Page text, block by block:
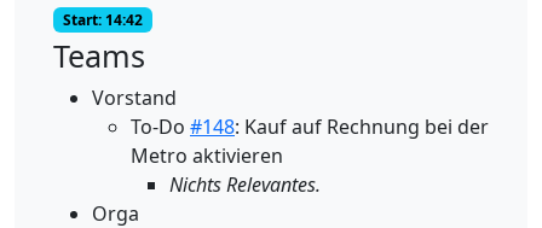
Start: 14:42
Teams
Vorstand
To-Do #148: Kauf auf Rechnung bei der
Metro aktivieren
Nichts Relevantes.
Orga